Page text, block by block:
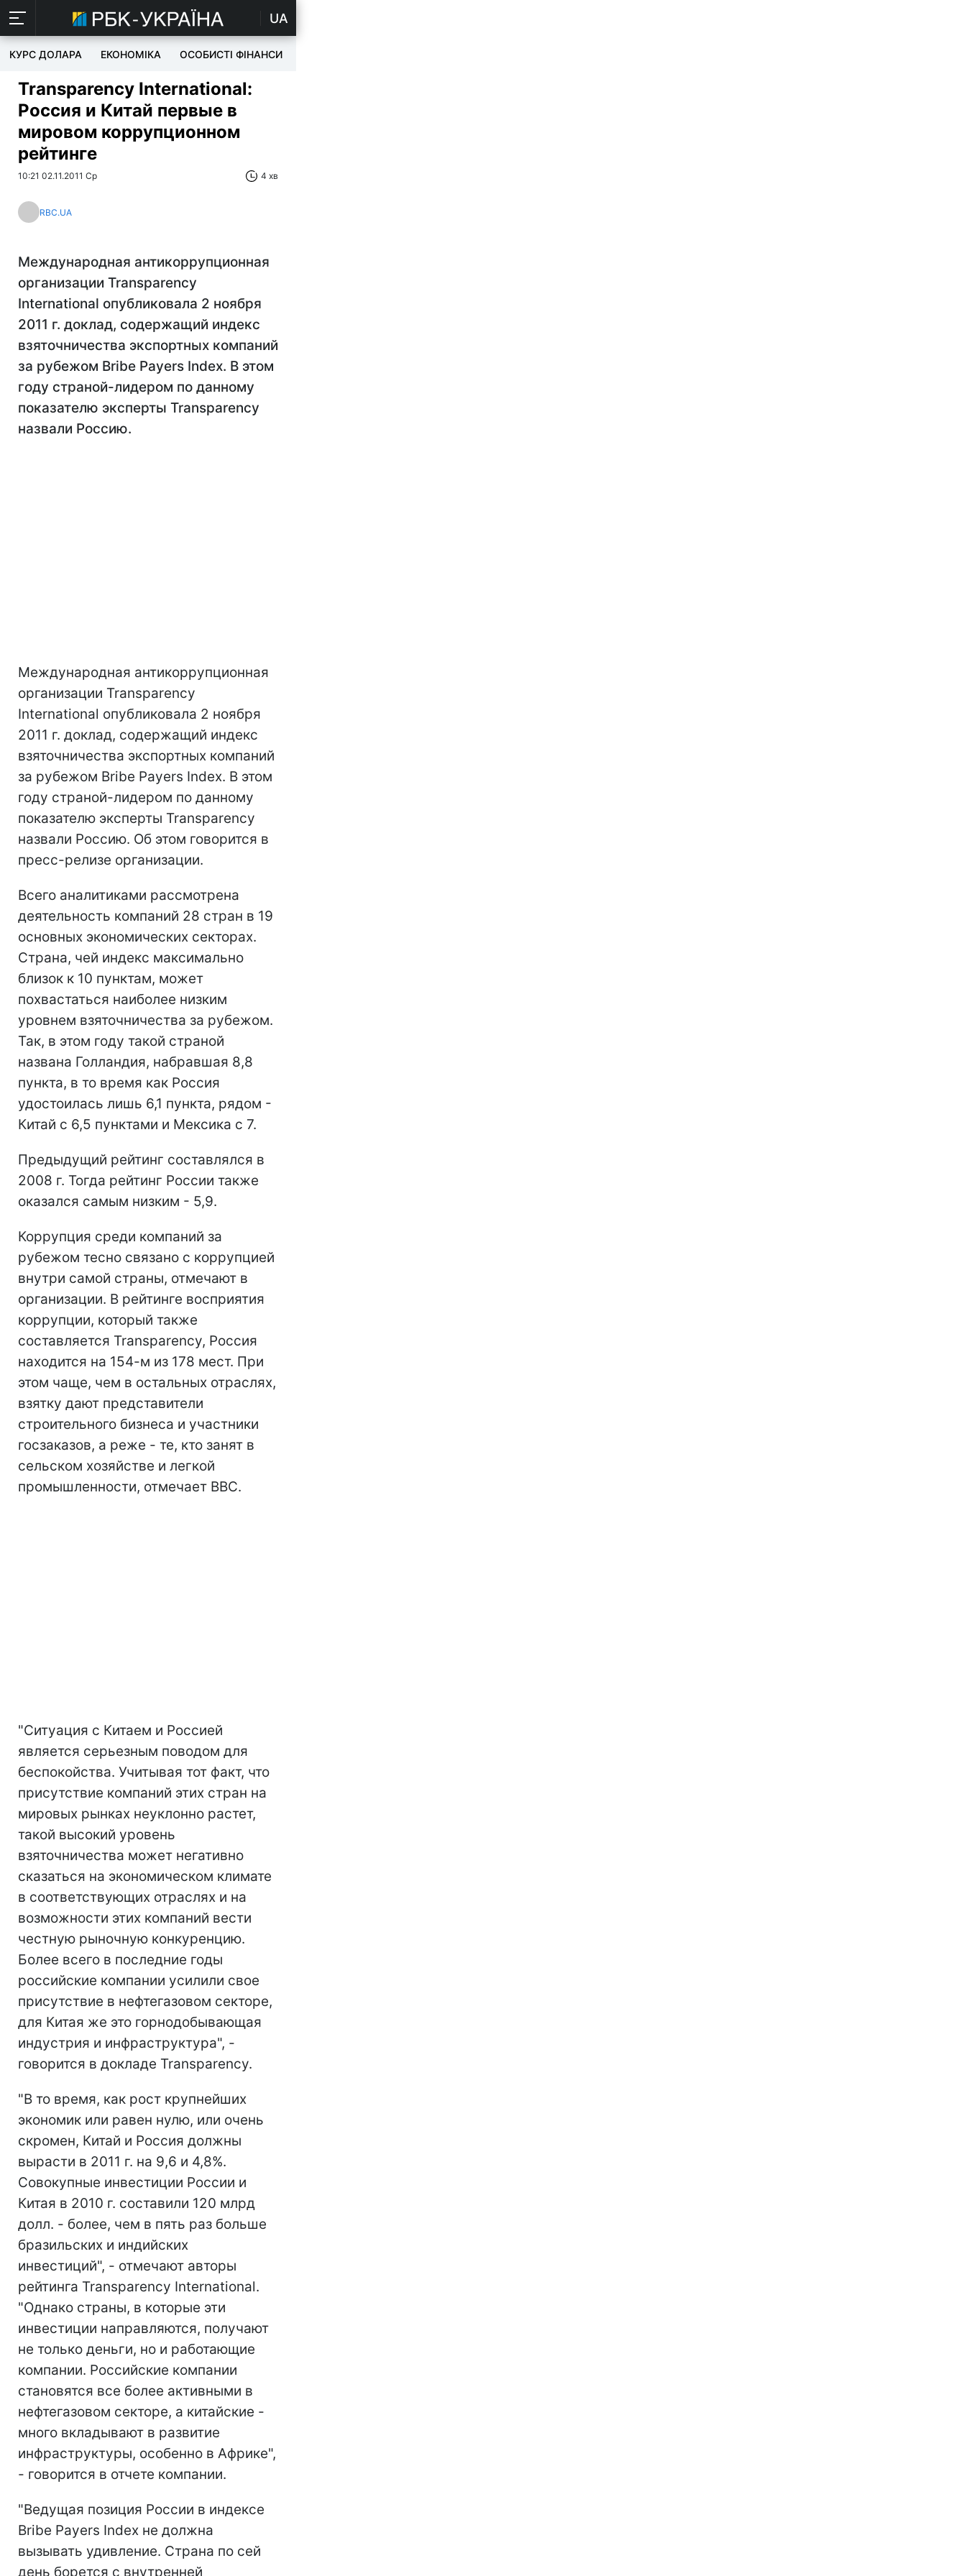
UA
КУРС ДОЛАРА ЕКОНОМІКА ОСОБИСТІ ФІНАНСИ
Transparency International:
Россия и Китай первые в
мировом коррупционном
рейтинге
10:21 02.11.2011 Ср 4 хв
RBC.UA
Международная антикоррупционная
организации Transparency
International опубликовала 2 ноября
2011 г. доклад, содержащий индекс
взяточничества экспортных компаний
за рубежом Bribe Payers Index. В этом
году страной-лидером по данному
показателю эксперты Transparency
назвали Россию.
Международная антикоррупционная
организации Transparency
International опубликовала 2 ноября
2011 г. доклад, содержащий индекс
взяточничества экспортных компаний
за рубежом Bribe Payers Index. В этом
году страной-лидером по данному
показателю эксперты Transparency
назвали Россию. Об этом говорится в
пресс-релизе организации.
Всего аналитиками рассмотрена
деятельность компаний 28 стран в 19
основных экономических секторах.
Страна, чей индекс максимально
близок к 10 пунктам, может
похвастаться наиболее низким
уровнем взяточничества за рубежом.
Так, в этом году такой страной
названа Голландия, набравшая 8,8
пункта, в то время как Россия
удостоилась лишь 6,1 пункта, рядом -
Китай с 6,5 пунктами и Мексика с 7.
Предыдущий рейтинг составлялся в
2008 г. Тогда рейтинг России также
оказался самым низким - 5,9.
Коррупция среди компаний за
рубежом тесно связано с коррупцией
внутри самой страны, отмечают в
организации. В рейтинге восприятия
коррупции, который также
составляется Transparency, Россия
находится на 154-м из 178 мест. При
этом чаще, чем в остальных отраслях,
взятку дают представители
строительного бизнеса и участники
госзаказов, а реже - те, кто занят в
сельском хозяйстве и легкой
промышленности, отмечает BBC.
"Ситуация с Китаем и Россией
является серьезным поводом для
беспокойства. Учитывая тот факт, что
присутствие компаний этих стран на
мировых рынках неуклонно растет,
такой высокий уровень
взяточничества может негативно
сказаться на экономическом климате
в соответствующих отраслях и на
возможности этих компаний вести
честную рыночную конкуренцию.
Более всего в последние годы
российские компании усилили свое
присутствие в нефтегазовом секторе,
для Китая же это горнодобывающая
индустрия и инфраструктура", -
говорится в докладе Transparency.
"В то время, как рост крупнейших
экономик или равен нулю, или очень
скромен, Китай и Россия должны
вырасти в 2011 г. на 9,6 и 4,8%.
Совокупные инвестиции России и
Китая в 2010 г. составили 120 млрд
долл. - более, чем в пять раз больше
бразильских и индийских
инвестиций", - отмечают авторы
рейтинга Transparency International.
"Однако страны, в которые эти
инвестиции направляются, получают
не только деньги, но и работающие
компании. Российские компании
становятся все более активными в
нефтегазовом секторе, а китайские -
много вкладывают в развитие
инфраструктуры, особенно в Африке",
- говорится в отчете компании.
"Ведущая позиция России в индексе
Bribe Payers Index не должна
вызывать удивление. Страна по сей
день борется с внутренней